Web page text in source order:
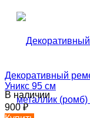
Декоративный
Уникс 95 см
В наличии
900₽